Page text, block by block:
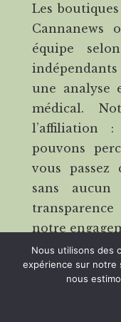
Les
Cannanews
équipe
indépendants
une analyse
médical.
l’affiliation
pouvons
vous passez
sans
notre
L’équipe de
pas de
Nous utilisons des
expérience sur notre
nous